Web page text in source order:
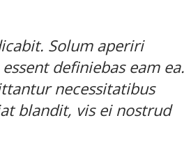
Solum aperiri
definiebas eam ea.
necessitatibus
blandit, vis ei nostrud